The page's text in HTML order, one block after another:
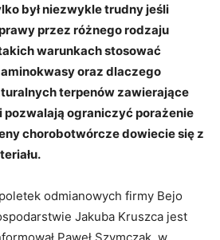
był niezwykle trudny jeśli
przez różnego rodzaju
warunkach stosować
oraz dlaczego
terpenów zawierające
ograniczyć porażenie
chorobotwórcze dowiecie się z
odmianowych firmy Bejo
Jakuba Kruszca jest